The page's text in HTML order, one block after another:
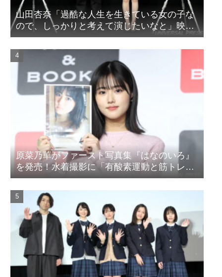
山田杏奈「過酷な人生を生きている女の子な
ので、しっかりと考えて演じたいなと」映画
『山女』東京国際映画祭Q&A
原菜乃華がファースト写真集『はなのいろ』
を発売！水着撮影に「有酸素運動と筋トレを
頑張りました」